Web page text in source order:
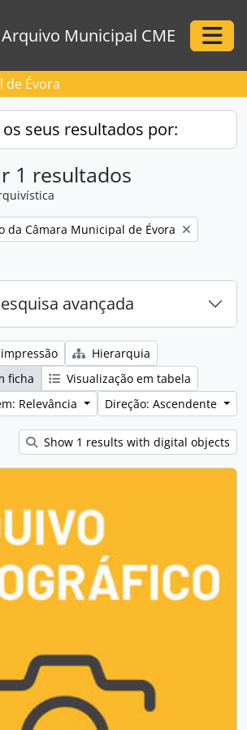
Arquivo Municipal CME
de Évora
seus resultados por:
1 resultados
da Câmara Municipal de Évora
avançada
Hierarquia
ficha
Visualização em tabela
Relevância
Direção: Ascendente
Show 1 results with digital objects